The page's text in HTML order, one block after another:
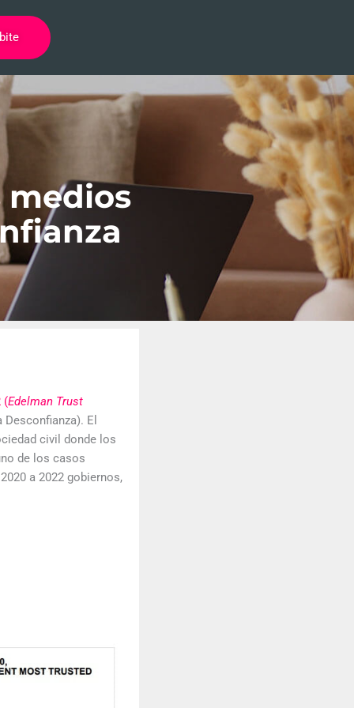
medios
(Edelman Trust
Desconfianza). El
civil donde los
de los casos
a 2022 gobiernos,